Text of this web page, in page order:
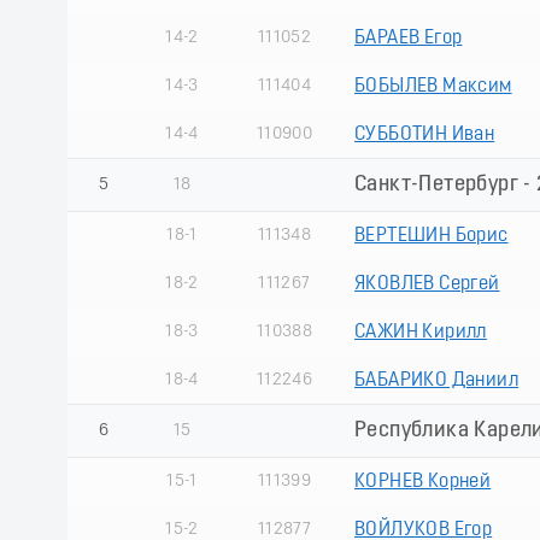
14-2 111052 БАРАЕВ Егор
14-3 111404 БОБЫЛЕВ Максим
14-4 110900 СУББОТИН Иван
5 18 Санкт-Петербург -
18-1 111348 ВЕРТЕШИН Борис
18-2 111267 ЯКОВЛЕВ Сергей
18-3 110388 САЖИН Кирилл
18-4 112246 БАБАРИКО Даниил
6 15 Республика
15-1 111399 КОРНЕВ Корней
15-2 112877 ВОЙЛУКОВ Егор